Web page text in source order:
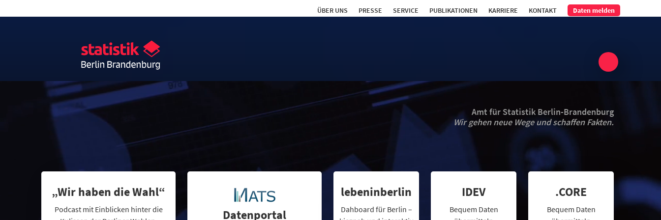
ÜBER UNS PRESSE SERVICE PUBLIKATIONEN KARRIERE KONTAKT Daten melden
Amt für Statistik Berlin-Brandenburg
Wir gehen neue Wege und schaffen Fakten.
„Wir haben die Wahl“
Podcast mit Einblicken hinter die
Datenportal
lebeninberlin
Dahboard für Berlin –
IDEV
Bequem Daten
.CORE
Bequem Daten